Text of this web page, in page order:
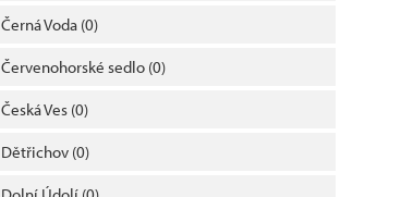
Černá Voda (0)
Červenohorské sedlo (0)
Česká Ves (0)
Dětřichov (0)